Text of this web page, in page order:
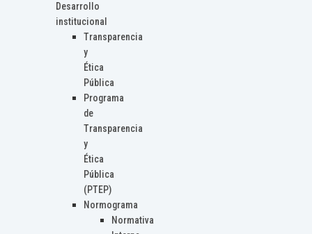
Desarrollo
institucional
Transparencia
y
Ética
Pública
Programa
de
Transparencia
y
Ética
Pública
(PTEP)
Normograma
Normativa